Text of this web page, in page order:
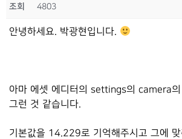
조회 4803
안녕하세요. 박광현입니다.
아마 에셋 에디터의 settings의 camera의
그런 것 같습니다.
기본값을 14.229로 기억해주시고 그에